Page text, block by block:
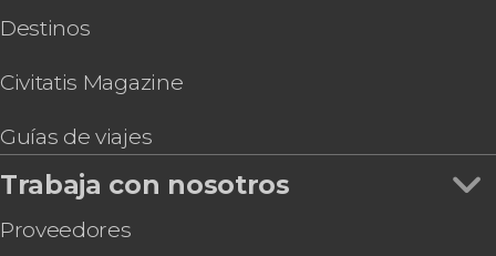
Destinos
Civitatis Magazine
Guías de viajes
Trabaja con nosotros
Proveedores